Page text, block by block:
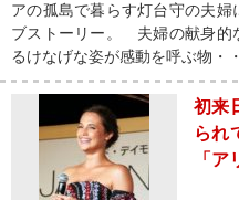
アの孤島で暮らす灯台守の夫
ブストーリー。 夫婦の献身的
るけなげな姿が感動を呼ぶ物・
初来
られ
「